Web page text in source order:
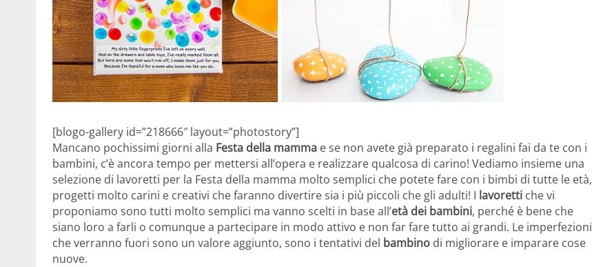
[blogo-gallery id=”218666″ layout=”photostory”]
Mancano pochissimi giorni alla Festa della mamma e se non avete già preparato i regalini fai da te con i
bambini, c’è ancora tempo per mettersi all’opera e realizzare qualcosa di carino! Vediamo insieme una
selezione di lavoretti per la Festa della mamma molto semplici che potete fare con i bimbi di tutte le età,
progetti molto carini e creativi che faranno divertire sia i più piccoli che gli adulti! I lavoretti che vi
proponiamo sono tutti molto semplici ma vanno scelti in base all’età dei bambini, perché è bene che
siano loro a farli o comunque a partecipare in modo attivo e non far fare tutto ai grandi. Le imperfezioni
che verranno fuori sono un valore aggiunto, sono i tentativi del bambino di migliorare e imparare cose
nuove.